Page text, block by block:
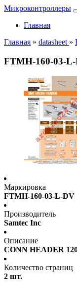
Микроконтроллеры
Главная
Главная » datasheet »
FTMH-160-03-L-
Маркировка
FTMH-160-03-L-DV
Производитель
Samtec Inc
Описание
CONN HEADER
Количество страниц
2 шт.